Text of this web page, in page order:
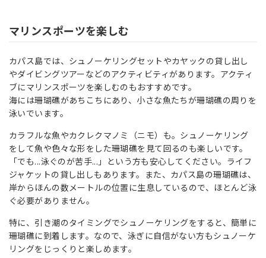
マリンスポーツを楽しむ
カパス島では、シュノーケリングセットやカヤックの貸し出し
やダイビングツアーなどのアクティビティがあります。アクティ
ブにマリンスポーツを楽しむのもおすすめです。
海には珊瑚礁があちこちにあり、小さな魚たちが珊瑚礁の周りを
泳いでいます。
カラフルな魚やカクレクマノミ（ニモ）も。シュノーケリング
をして魚や色々な形をした珊瑚礁を見て回るのも楽しいです。
「でも...泳ぐのが苦手...」という方も安心してください。ライフ
ジャケットの貸し出しもあります。また、カパス島の珊瑚礁は、
岸からほんの数メートルの位置に生息しているので、ほとんど泳
ぐ必要がありません。
特に、引き潮のタイミングでシュノーケリングをすると、簡単に
珊瑚礁に到着します。なので、泳ぎに自信がない方もシュノーケ
リングをじっくりと楽しめます。